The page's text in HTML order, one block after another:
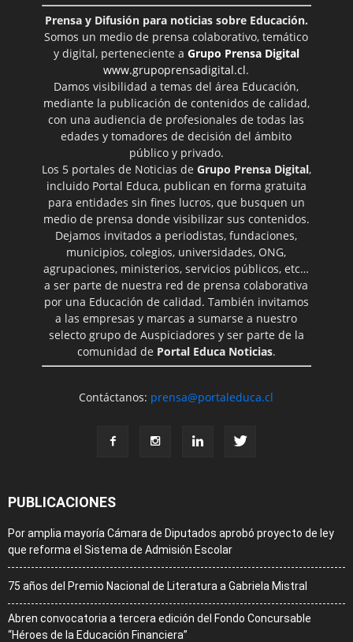
Prensa y Difusión para noticias sobre Educación.
Somos un medio de prensa colaborativo, temático
y digital, perteneciente a Grupo Prensa Digital
www.grupoprensadigital.cl.
Damos visibilidad a temas del área Educación,
mediante la publicación de contenidos de calidad,
con una audiencia de profesionales de todas las
edades y tomadores de decisión del ámbito
público y privado.
Los 5 portales de Noticias de Grupo Prensa Digital,
incluido Portal Educa, publican en forma gratuita
para entidades sin fines lucros, que busquen un
medio de prensa donde visibilizar sus contenidos.
Dejamos invitados a periodistas, fundaciones,
municipios, colegios, universidades, ONG,
agrupaciones, ministerios, servicios públicos, etc…
a ser parte de nuestra red de prensa colaborativa
por una Educación de calidad. También invitamos
a las empresas y marcas a sumarse a nuestro
selecto grupo de Auspiciadores y ser parte de la
comunidad de Portal Educa Noticias.
Contáctanos: prensa@portaleduca.cl
PUBLICACIONES
Por amplia mayoría Cámara de Diputados aprobó proyecto de ley
que reforma el Sistema de Admisión Escolar
75 años del Premio Nacional de Literatura a Gabriela Mistral
Abren convocatoria a tercera edición del Fondo Concursable
“Héroes de la Educación Financiera”